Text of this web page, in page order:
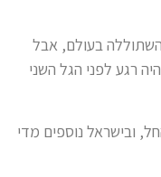
בעולם, אבל
רגע לפני הגל השני
ובישראל נוספים מדי